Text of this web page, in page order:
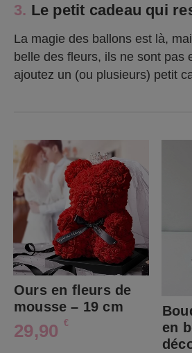
3. Le petit cadeau qui
La magie des ballons est là,
belle des fleurs, ils ne sont pas
ajoutez un (ou plusieurs) petit
Ours en fleurs de
mousse – 19 cm
29,90 €
en